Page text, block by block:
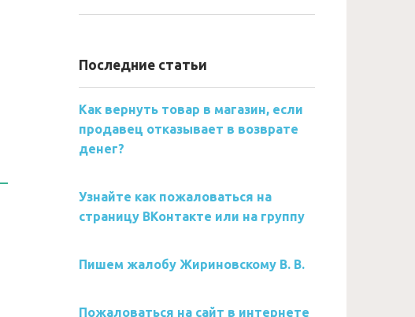
Последние статьи
Как вернуть товар в магазин, если
продавец отказывает в возврате
денег?
Узнайте как пожаловаться на
страницу ВКонтакте или на группу
Пишем жалобу Жириновскому В. В.
Пожаловаться на сайт в интернете